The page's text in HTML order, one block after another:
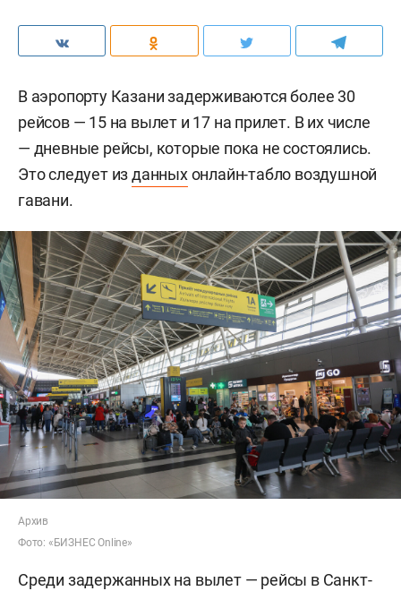
В аэропорту Казани задерживаются более 30
рейсов — 15 на вылет и 17 на прилет. В их числе
— дневные рейсы, которые пока не состоялись.
Это следует изданныхонлайн-табло воздушной
гавани.
Архив
Фото: «БИЗНЕС Online»
Среди задержанных на вылет — рейсы в Санкт-